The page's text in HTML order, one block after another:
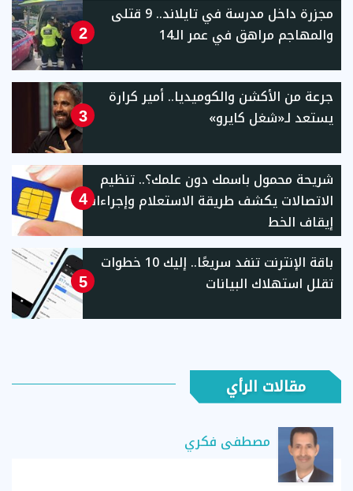
2
مجزرة داخل مدرسة في تايلاند.. 9 قتلى
والمهاجم مراهق في عمر الـ14
3
جرعة من الأكشن والكوميديا.. أمير كرارة
يستعد لـ«شغل كايرو»
4
شريحة محمول باسمك دون علمك؟.. تنظيم
الاتصالات يكشف طريقة الاستعلام وإجراءات
إيقاف الخط
5
باقة الإنترنت تنفد سريعًا.. إليك 10 خطوات
تقلل استهلاك البيانات
مقالات الرأي
مصطفى فكري